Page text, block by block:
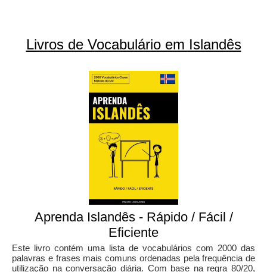
Livros de Vocabulário em Islandês
Aprenda Islandês - Rápido / Fácil /
Eficiente
Este livro contém uma lista de vocabulários com 2000 das
palavras e frases mais comuns ordenadas pela frequência de
utilização na conversação diária. Com base na regra 80/20,